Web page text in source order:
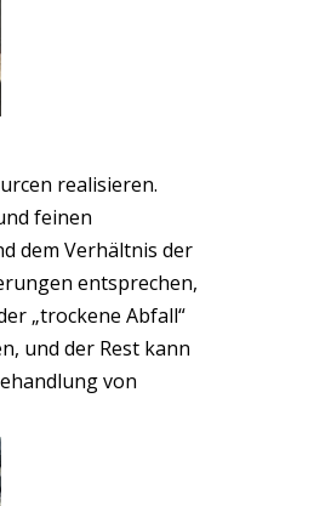
realisieren.
feinen
dem Verhältnis der
entsprechen,
„trockene Abfall“
und der Rest kann
von